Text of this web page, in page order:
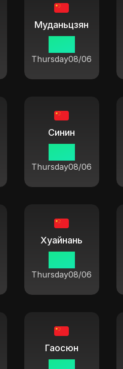
Муданьцзян
Thursday08/06
Синин
Thursday08/06
Хуайнань
Thursday08/06
Гаосюн